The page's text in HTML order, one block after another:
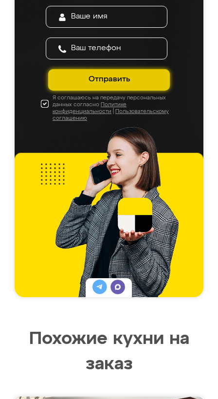
Отправить
Я соглашаюсь на передачу персональных
данных согласно Политике
конфиденциальности
Пользовательскому
соглашению
Похожие кухни на
заказ